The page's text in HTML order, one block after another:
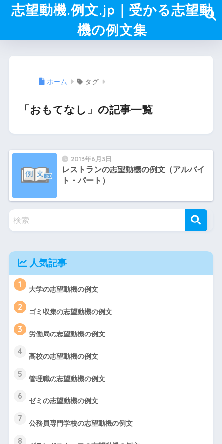
志望動機.例文.jp｜受かる志望動
機の例文集
ホーム タグ
「おもてなし」の記事一覧
2013年6月3日
レストランの志望動機の例文（アルバイ
ト・パート）
人気記事
1 大学の志望動機の例文
2 ゴミ収集の志望動機の例文
3 労働局の志望動機の例文
4 高校の志望動機の例文
5 管理職の志望動機の例文
6 ゼミの志望動機の例文
7 公務員専門学校の志望動機の例文
8